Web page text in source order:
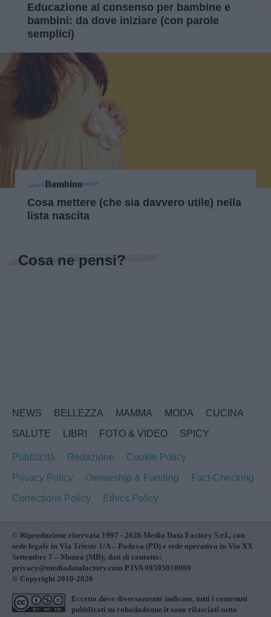
Educazione al consenso per bambine e
bambini: da dove iniziare (con parole
semplici)
Bambino
Cosa mettere (che sia davvero utile) nella
lista nascita
Cosa ne pensi?
NEWS BELLEZZA MAMMA MODA
CUCINA
SALUTE
LIBRI FOTO & VIDEO SPICY
Pubblicità Redazione
Cookie Policy
Privacy Policy
Ownership & Funding
Fact-Checking
Corrections Policy
Ethics Policy
© Riproduzione riservata 1997 - 2026 Media Data Factory S.r.l., con
sede legale in Via Trieste 1/A – Padova (PD) e sede operativa in Via XX
Settembre 7 – Monza (MB); dati di contatto:
privacy@mediadatafactory.com P.IVA 09595010969
© Copyright 2010-2026
Eccetto dove diversamente indicato, tutti i contenuti
pubblicati su robadadonne.it sono rilasciati sotto